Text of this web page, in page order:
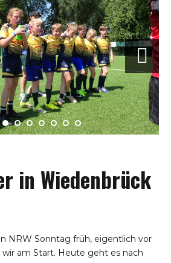
in Wiedenbrück
NRW Sonntag früh, eigentlich vor
am Start. Heute geht es nach